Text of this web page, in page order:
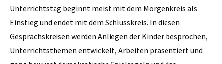
Unterrichtstag beginnt meist mit dem Morgenkreis als
Einstieg und endet mit dem Schlusskreis. In diesen
Gesprächskreisen werden Anliegen der Kinder besprochen,
Unterrichtsthemen entwickelt, Arbeiten präsentiert und